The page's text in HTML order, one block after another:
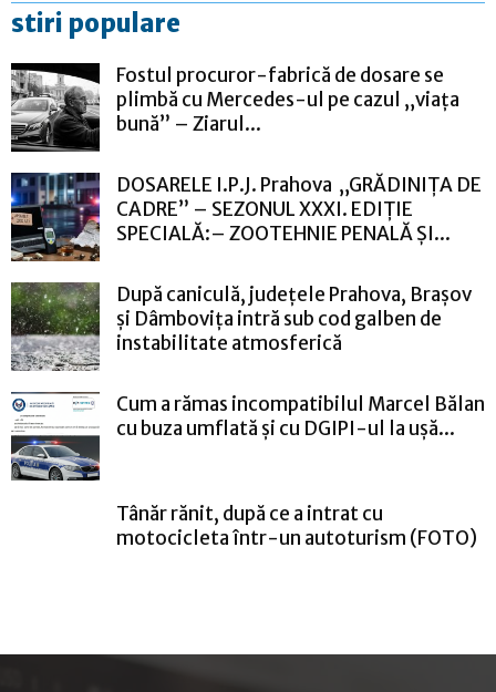
stiri populare
Fostul procuror-fabrică de dosare se
plimbă cu Mercedes-ul pe cazul „viața
bună” – Ziarul...
DOSARELE I.P.J. Prahova „GRĂDINIȚA DE
CADRE” – SEZONUL XXXI. EDIȚIE
SPECIALĂ:– ZOOTEHNIE PENALĂ ȘI...
După caniculă, județele Prahova, Brașov
și Dâmbovița intră sub cod galben de
instabilitate atmosferică
Cum a rămas incompatibilul Marcel Bălan
cu buza umflată și cu DGIPI-ul la ușă...
Tânăr rănit, după ce a intrat cu
motocicleta într-un autoturism (FOTO)